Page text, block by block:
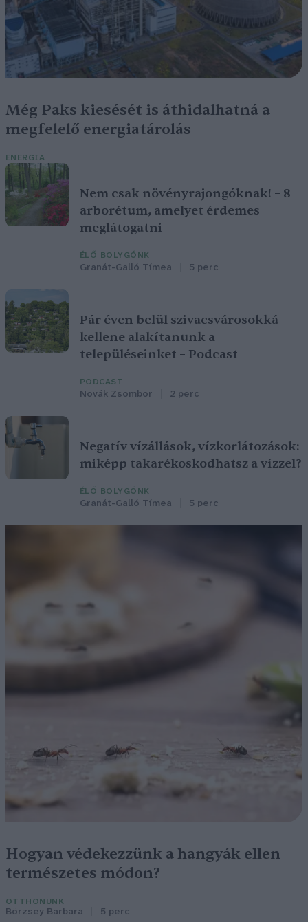
Még Paks kiesését is áthidalhatná a
megfelelő energiatárolás
ENERGIA
Nem csak növényrajongóknak! – 8
arborétum, amelyet érdemes
meglátogatni
ÉLŐ BOLYGÓNK
Granát-Galló Tímea 5 perc
Pár éven belül szivacsvárosokká
kellene alakítanunk a
településeinket – Podcast
PODCAST
Novák Zsombor 2 perc
Negatív vízállások, vízkorlátozások:
miképp takarékoskodhatsz a vízzel?
ÉLŐ BOLYGÓNK
Granát-Galló Tímea 5 perc
Hogyan védekezzünk a hangyák ellen
természetes módon?
OTTHONUNK
Börzsey Barbara 5 perc